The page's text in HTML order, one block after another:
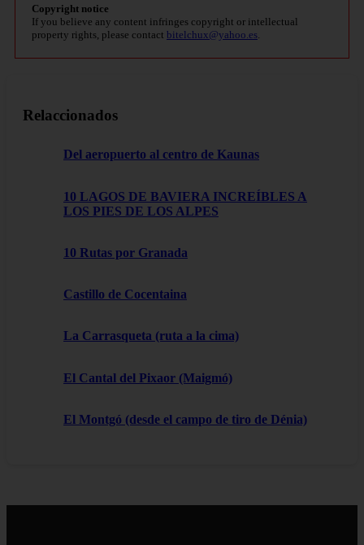
Copyright notice
If you believe any content infringes copyright or intellectual
property rights, please contact bitelchux@yahoo.es
Relaccionados
Del aeropuerto al centro de Kaunas
10 LAGOS DE BAVIERA INCREÍBLES A
LOS PIES DE LOS ALPES
10 Rutas por Granada
Castillo de Cocentaina
La Carrasqueta (ruta a la cima)
El Cantal del Pixaor (Maigmó)
El Montgó (desde el campo de tiro de Dénia)